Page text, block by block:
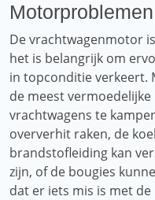
Motorproblemen
De vrachtwagenmotor
het is belangrijk om
in topconditie verkeert.
de meest
vrachtwagens te
oververhit raken, de
brandstofleiding kan
zijn, of de bougies
dat er iets mis is met